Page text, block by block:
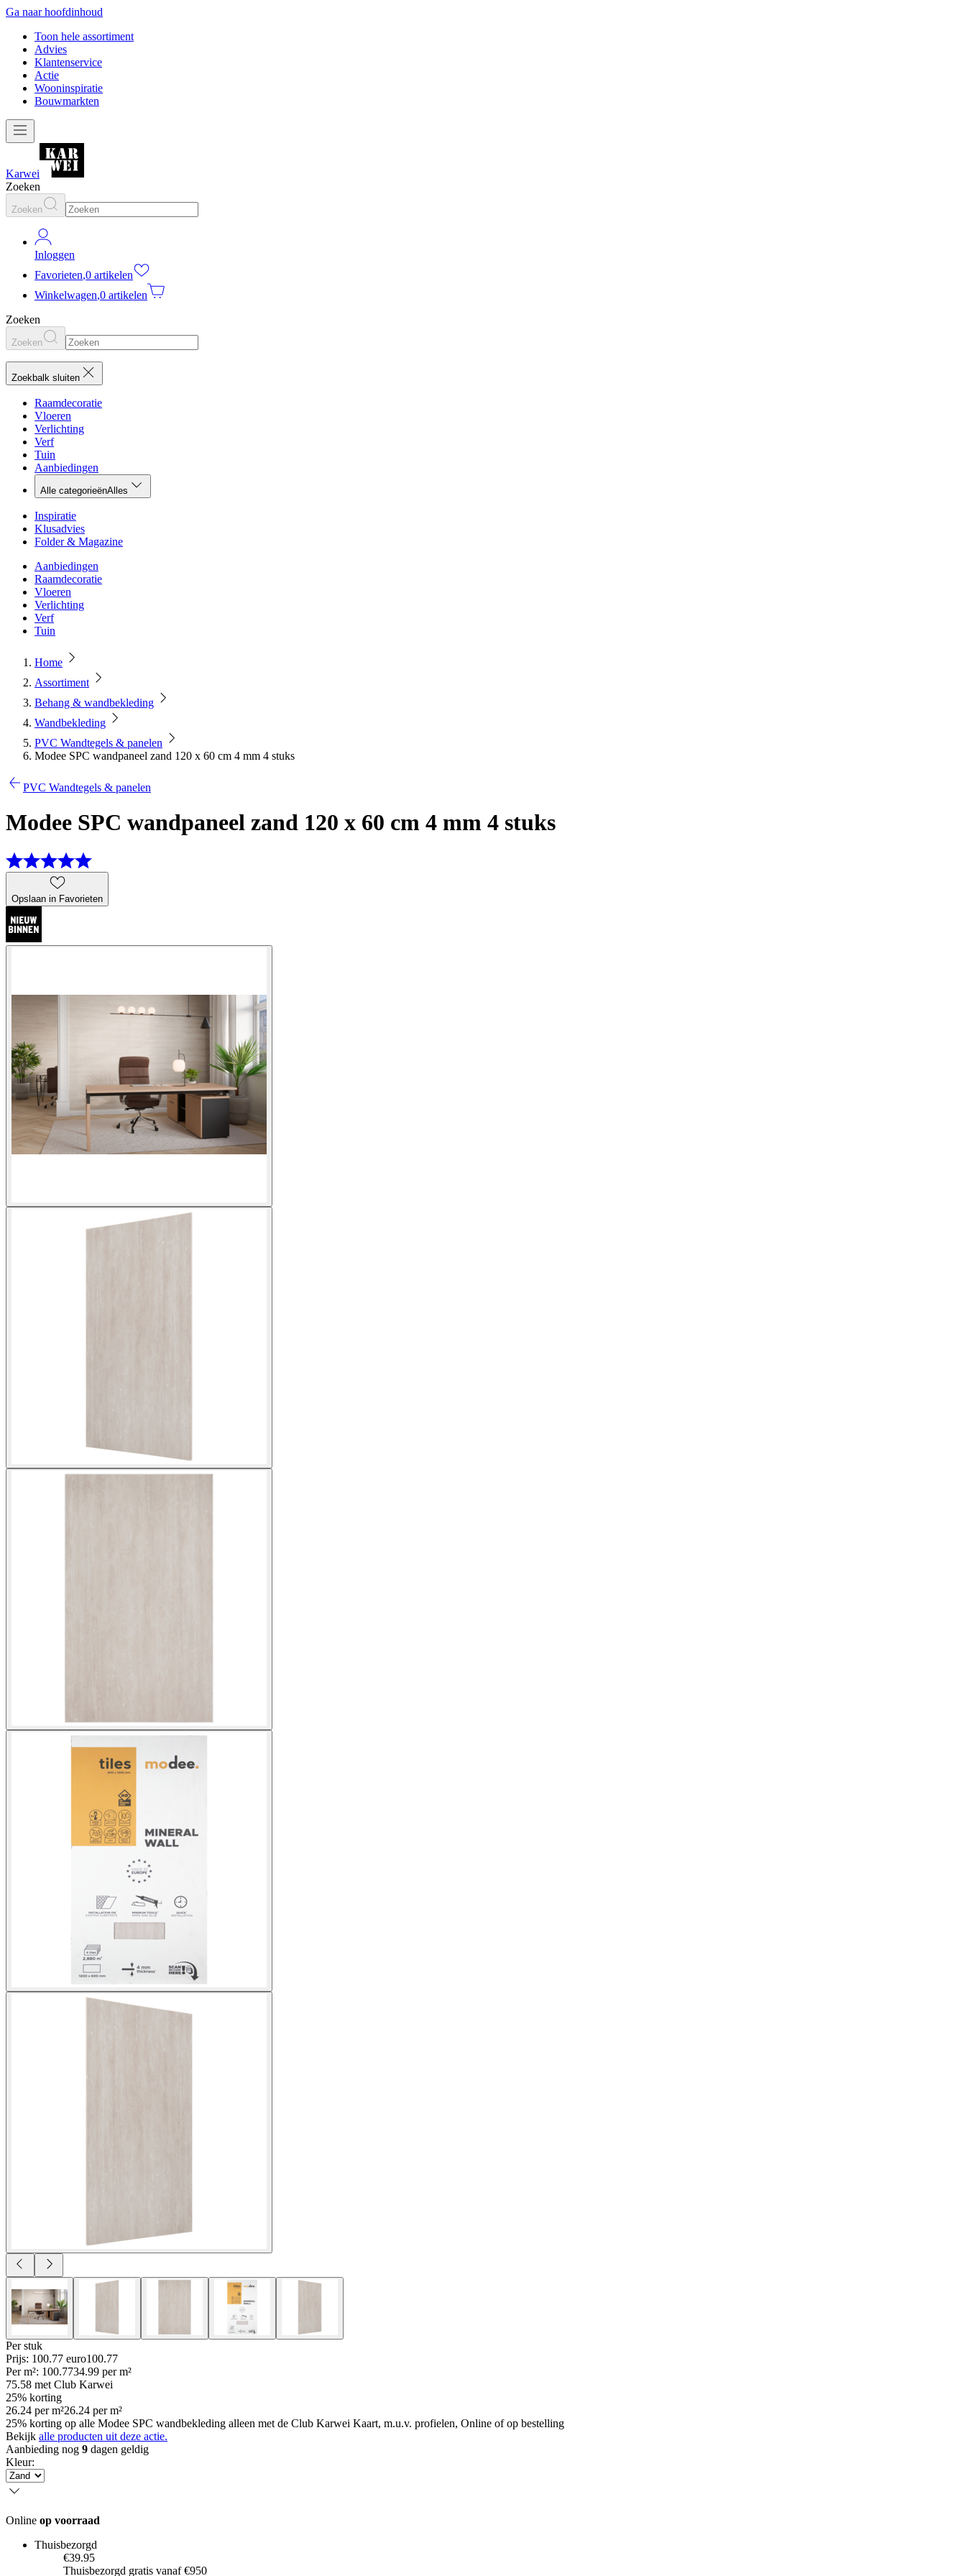
Ga naar hoofdinhoud
Toon hele assortiment
Advies
Klantenservice
Actie
Wooninspiratie
Bouwmarkten
Karwei
Zoeken
Zoeken
Inloggen
Favorieten,0 artikelen
Winkelwagen,0 artikelen
Zoeken
Zoeken
Zoekbalk sluiten
Raamdecoratie
Vloeren
Verlichting
Verf
Tuin
Aanbiedingen
Alle categorieënAlles
Inspiratie
Klusadvies
Folder & Magazine
Aanbiedingen
Raamdecoratie
Vloeren
Verlichting
Verf
Tuin
Home
Assortiment
Behang & wandbekleding
Wandbekleding
PVC Wandtegels & panelen
Modee SPC wandpaneel zand 120 x 60 cm 4 mm 4 stuks
PVC Wandtegels & panelen
Modee SPC wandpaneel zand 120 x 60 cm 4 mm 4 stuks
Opslaan in Favorieten
Per stuk
Prijs: 100.77 euro100.77
Per m²: 100.7734.99 per m²
75.58 met Club Karwei
25% korting
26.24 per m²26.24 per m²
25% korting op alle Modee SPC wandbekleding alleen met de Club Karwei Kaart, m.u.v. profielen, Online of op bestelling
Bekijk alle producten uit deze actie.
Aanbieding nog 9 dagen geldig
Kleur:
Online op voorraad
Thuisbezorgd
€39.95
Thuisbezorgd gratis vanaf €950